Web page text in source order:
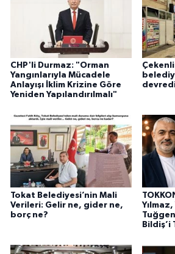
CHP'li Durmaz: "Orman
Yangınlarıyla Mücadele
Anlayışı İklim Krizine Göre
Yeniden Yapılandırılmalı"
Tokat Belediyesi’nin Mali
Verileri: Gelir ne, gider ne,
borç ne?
Bildiş’i